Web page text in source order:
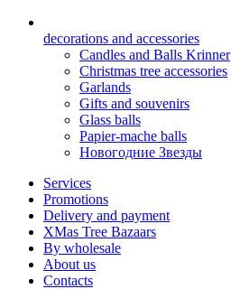
decorations and accessories
Candles and Balls Krinner
Christmas tree accessories
Garlands
Gifts and souvenirs
Glass balls
Papier-mache balls
Новогодние Звезды
Services
Promotions
Delivery and payment
XMas Tree Bazaars
By wholesale
About us
Contacts